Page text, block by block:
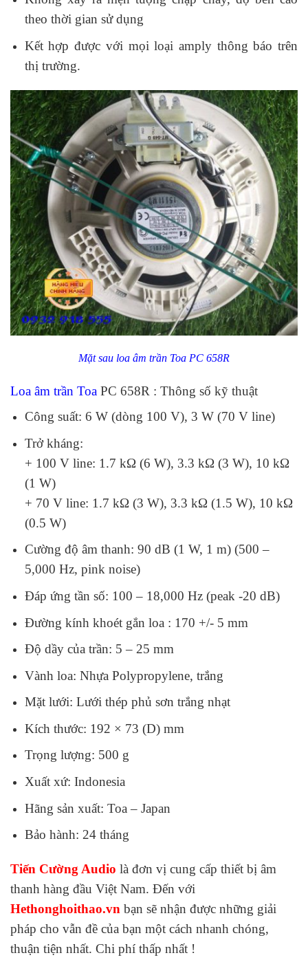
theo thời gian sử dụng
Kết hợp được với mọi loại amply thông báo trên
thị trường.
Mặt sau loa âm trần Toa PC 658R
Loa âm trần Toa PC 658R : Thông số kỹ thuật
Công suất: 6 W (dòng 100 V), 3 W (70 V line)
Trở kháng:
+ 100 V line: 1.7 kΩ (6 W), 3.3 kΩ (3 W), 10 kΩ
(1 W)
+ 70 V line: 1.7 kΩ (3 W), 3.3 kΩ (1.5 W), 10 kΩ
(0.5 W)
Cường độ âm thanh: 90 dB (1 W, 1 m) (500 –
5,000 Hz, pink noise)
Đáp ứng tần số: 100 – 18,000 Hz (peak -20 dB)
Đường kính khoét gắn loa : 170 +/- 5 mm
Độ dầy của trần: 5 – 25 mm
Vành loa: Nhựa Polypropylene, trắng
Mặt lưới: Lưới thép phủ sơn trắng nhạt
Kích thước: 192 × 73 (D) mm
Trọng lượng: 500 g
Xuất xứ: Indonesia
Hãng sản xuất: Toa – Japan
Bảo hành: 24 tháng
Tiến Cường Audio là đơn vị cung cấp thiết bị âm
thanh hàng đầu Việt Nam. Đến với
Hethonghoithao.vn bạn sẽ nhận được những giải
pháp cho vẫn đề của bạn một cách nhanh chóng,
thuận tiện nhất. Chi phí thấp nhất !